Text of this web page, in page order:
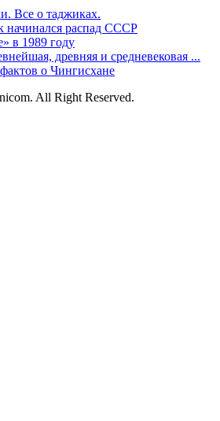
Все о таджиках.
начинался распад СССР
в 1989 году
древняя и средневековая ...
о Чингисхане
All Right Reserved.